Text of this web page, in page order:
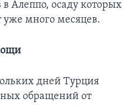
Алеппо, осаду которых
много месяцев.
дней Турция
обращений от